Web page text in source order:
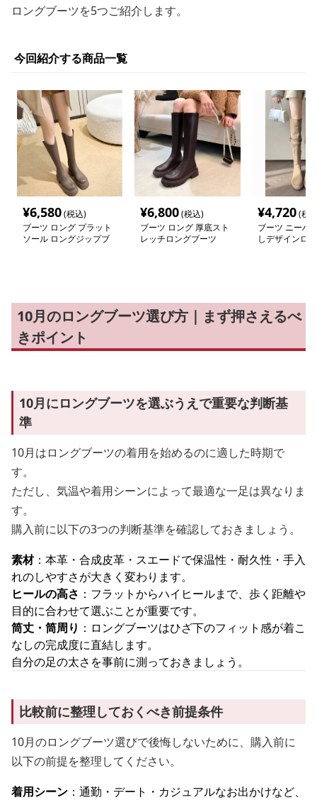
ロングブーツを5つご紹介します。
今回紹介する商品一覧
¥6,580(税込)
ブーツ ロング プラット
ソール ロングジップブ
¥6,800(税込)
ブーツ ロング 厚底スト
レッチロングブーツ
¥4,720(税
ブーツ ニーハ
しデザインロ
10月のロングブーツ選び方｜まず押さえるべ
きポイント
10月にロングブーツを選ぶうえで重要な判断基
準
10月はロングブーツの着用を始めるのに適した時期で
す。
ただし、気温や着用シーンによって最適な一足は異なりま
す。
購入前に以下の3つの判断基準を確認しておきましょう。
素材：本革・合成皮革・スエードで保温性・耐久性・手入
れのしやすさが大きく変わります。
ヒールの高さ ：フラットからハイヒールまで、歩く距離や
目的に合わせて選ぶことが重要です。
筒丈・筒周り ：ロングブーツはひざ下のフィット感が着こ
なしの完成度に直結します。
自分の足の太さを事前に測っておきましょう。
比較前に整理しておくべき前提条件
10月のロングブーツ選びで後悔しないために、購入前に
以下の前提を整理してください。
着用シーン ：通勤・デート・カジュアルなお出かけなど、